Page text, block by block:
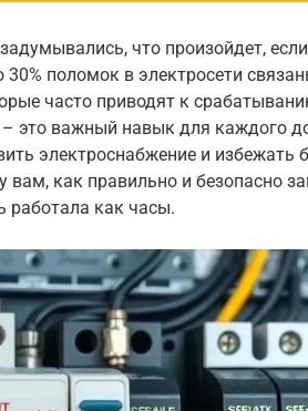
что произойдет,
30% поломок в электросети
часто приводят к
– это важный навык для каждого
электроснабжение и избежать
вам, как правильно и безопасно
работала как часы.